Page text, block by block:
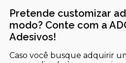
Pretende customizar
modo? Conte com a
Adesivos!
Caso você busque adquirir